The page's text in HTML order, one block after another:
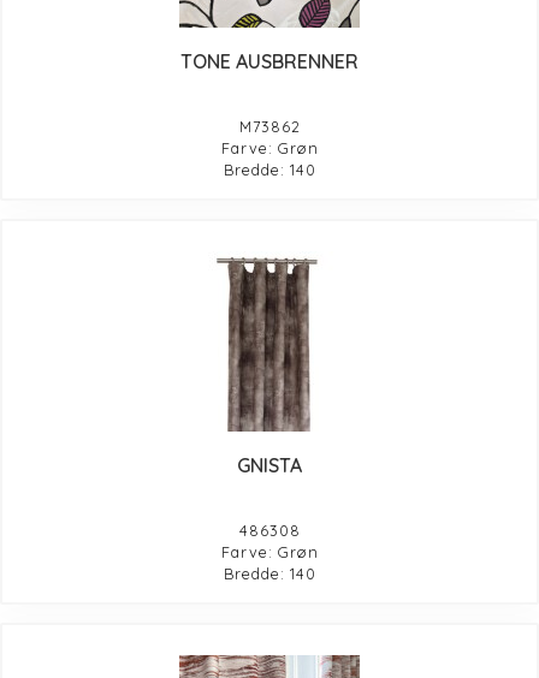
TONE AUSBRENNER
M73862
Farve: Grøn
Bredde: 140
GNISTA
486308
Farve: Grøn
Bredde: 140